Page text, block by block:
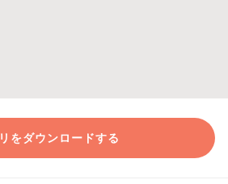
をダウンロードする